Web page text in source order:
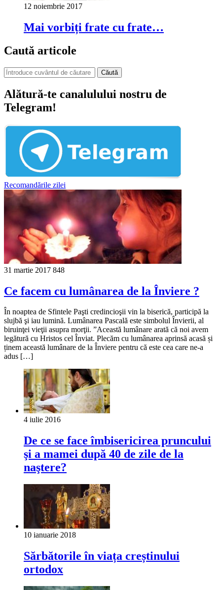
12 noiembrie 2017
Mai vorbiți frate cu frate…
Caută articole
Căută
Alătură-te canalulului nostru de
Telegram!
Recomandările zilei
31 martie 2017 848
Ce facem cu lumânarea de la Înviere ?
În noaptea de Sfintele Paşti credincioşii vin la biserică, participă la
slujbă şi iau lumină. Lumânarea Pascală este simbolul Învierii, al
biruinţei vieţii asupra morţii. ”Această lumânare arată că noi avem
legătură cu Hristos cel Înviat. Plecăm cu lumânarea aprinsă acasă și
ținem această lumânare de la Înviere pentru că este cea care ne-a
adus […]
4 iulie 2016
De ce se face îmbisericirea pruncului
şi a mamei după 40 de zile de la
naştere?
10 ianuarie 2018
Sărbătorile în viața creștinului
ortodox